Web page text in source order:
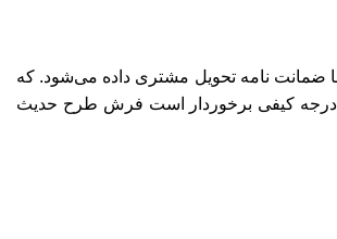
ضمانت نامه تحویل مشتری داده می‌شود. که
درجه کیفی برخوردار است فرش طرح حدیث